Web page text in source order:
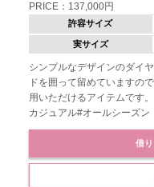
PRICE：137,000円
許容サイズ
実サイズ
シンプルなデザインのダイ
ドを囲って留めていますの
用いただけるアイテムです
カジュアル#オールシーズン
借